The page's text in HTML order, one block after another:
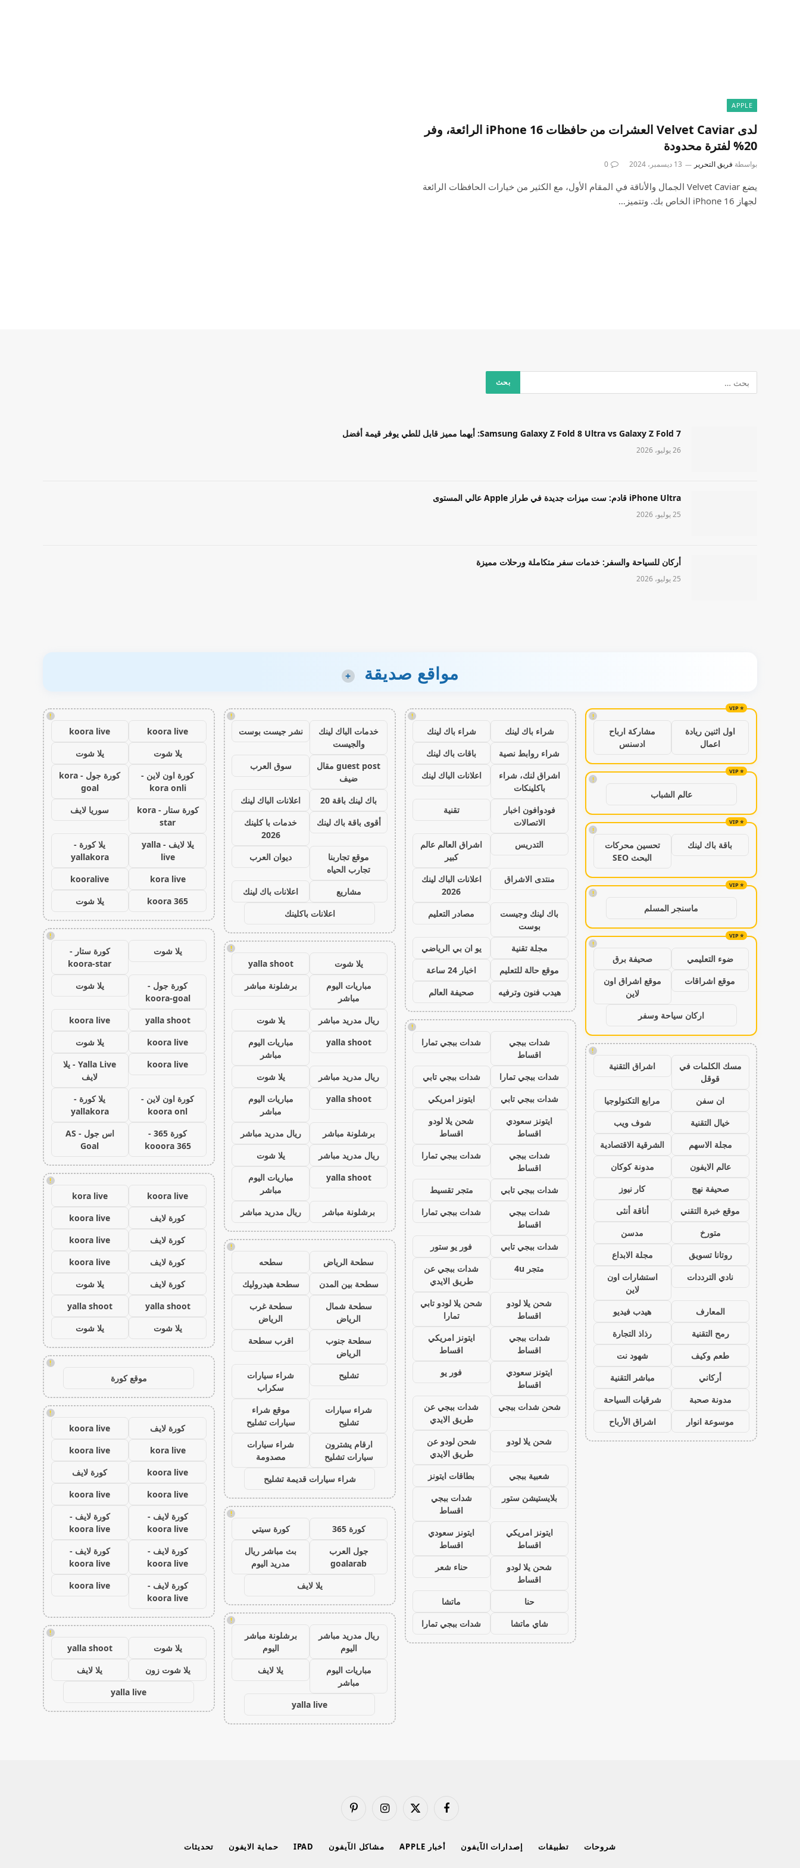
APPLE
لدى Velvet Caviar العشرات من حافظات iPhone 16 الرائعة، وفر
20% لفترة محدودة
بواسطة فريق التحرير 13 ديسمبر، 2024 0
يضع Velvet Caviar الجمال والأناقة في المقام الأول، مع الكثير من خيارات الحافظات الرائعة
لجهاز iPhone 16 الخاص بك. وتتميز…
Samsung Galaxy Z Fold 8 Ultra vs Galaxy Z Fold 7: أيهما مميز قابل للطي يوفر قيمة أفضل
26 يوليو، 2026
iPhone Ultra قادم: ست ميزات جديدة في طراز Apple عالي المستوى
25 يوليو، 2026
أركان للسياحة والسفر: خدمات سفر متكاملة ورحلات مميزة
25 يوليو، 2026
مواقع صديقة +
!
اول اثنين ريادة
اعمال
مشاركة ارباح
ادسنس
!
عالم الشباب
!
باقة باك لينك
تحسين محركات
البحث SEO
!
ماسنجر المسلم
!
ضوء التعليمي
صحيفة برق
موقع اشراقات
موقع اشراق اون
لاين
اركان سياحة وسفر
!
مسك الكلمات في
قوقل
اشراق التقنية
ان سفن
مرابع التكنولوجيا
خيال التقنية
شوف ويب
مجلة الاسهم
الشرقية الاقتصادية
عالم الايفون
مدونة كوكان
صحيفة نهج
كار نيوز
موقع خبرة التقني
أناقة أنثى
متورخ
مدسن
روتانا تسويق
مجلة الابداع
نادي الترددات
استشارات اون
لاين
المعارف
هيدب فيديو
رمح التقنية
رذاذ التجارة
طعم وكيف
شهود نت
أركاني
مباشر التقنية
مدونة صحبة
شرقيات السياحة
موسوعة انوار
اشراق الأرباح
!
شراء باك لينك
شراء باك لينك
شراء روابط نصية
باقات باك لينك
اشراق لنك، شراء
باكلينكات
اعلانات الباك لينك
فودوافون اخبار
الاتصالات
تقنية
التدريس
اشراق العالم عالم
كبير
منتدى الاشراق
اعلانات الباك لينك
2026
باك لينك وجيست
بوست
مصادر التعليم
مجلة تقنية
يو ان بي الرياضي
موقع حالة للتعليم
اخبار 24 ساعة
هيدب فنون وترفيه
صحيفة العالم
!
شدات ببجي
اقساط
شدات ببجي تمارا
شدات ببجي تمارا
شدات ببجي تابي
شدات ببجي تابي
ايتونز امريكي
ايتونز سعودي
اقساط
شحن يلا لودو
اقساط
شدات ببجي
اقساط
شدات ببجي تمارا
شدات ببجي تابي
متجر تقسيط
شدات ببجي
اقساط
شدات ببجي تمارا
شدات ببجي تابي
فور يو ستور
متجر 4u
شدات ببجي عن
طريق الايدي
شحن يلا لودو
اقساط
شحن يلا لودو تابي
تمارا
شدات ببجي
اقساط
ايتونز امريكي
اقساط
ايتونز سعودي
اقساط
فور يو
شحن شدات ببجي
شدات ببجي عن
طريق الايدي
شحن يلا لودو
شحن لودو عن
طريق الايدي
شعبية ببجي
بطاقات ايتونز
بلايستيشن ستور
شدات ببجي
اقساط
ايتونز امريكي
اقساط
ايتونز سعودي
اقساط
شحن يلا لودو
اقساط
حناء شعر
حنا
ماتشا
شاي ماتشا
شدات ببجي تمارا
!
خدمات الباك لينك
والجيست
نشر جيست بوست
guest post مقال
ضيف
سوق العرب
باك لينك باقة 20
اعلانات الباك لينك
أقوى باقة باك لينك
خدمات با كلينك
2026
موقع تجاربنا
تجارب الحياه
ديوان العرب
مشاريع
اعلانات باك لينك
اعلانات باكلينك
!
يلا شوت
yalla shoot
مباريات اليوم
مباشر
برشلونة مباشر
ريال مدريد مباشر
يلا شوت
yalla shoot
مباريات اليوم
مباشر
ريال مدريد مباشر
يلا شوت
yalla shoot
مباريات اليوم
مباشر
برشلونة مباشر
ريال مدريد مباشر
ريال مدريد مباشر
يلا شوت
yalla shoot
مباريات اليوم
مباشر
برشلونة مباشر
ريال مدريد مباشر
!
سطحة الرياض
سطحه
سطحة بين المدن
سطحة هيدروليك
سطحة شمال
الرياض
سطحة غرب
الرياض
سطحة جنوب
الرياض
اقرب سطحة
تشليح
شراء سيارات
سكراب
شراء سيارات
تشليح
موقع شراء
سيارات تشليح
ارقام يشترون
سيارات تشليح
شراء سيارات
مصدومة
شراء سيارات قديمة تشليح
!
كورة 365
كورة سيتي
جول العرب
goalarab
بث مباشر ريال
مدريد اليوم
يلا لايف
!
ريال مدريد مباشر
اليوم
برشلونة مباشر
اليوم
مباريات اليوم
مباشر
يلا لايف
yalla live
!
koora live
koora live
يلا شوت
يلا شوت
كورة اون لاين -
kora onli
كورة جول - kora
goal
كورة ستار - kora
star
سوريا لايف
يلا لايف - yalla
live
يلا كورة -
yallakora
kora live
kooralive
koora 365
يلا شوت
!
يلا شوت
كورة ستار -
koora-star
كورة جول -
koora-goal
يلا شوت
yalla shoot
koora live
koora live
يلا شوت
koora live
Yalla Live - يلا
لايف
كورة اون لاين -
koora onl
يلا كورة -
yallakora
كورة 365 -
kooora 365
اس جول - AS
Goal
!
koora live
kora live
كورة لايف
koora live
كورة لايف
koora live
كورة لايف
koora live
كورة لايف
يلا شوت
yalla shoot
yalla shoot
يلا شوت
يلا شوت
!
موقع كورة
!
كورة لايف
koora live
kora live
koora live
koora live
كورة لايف
koora live
koora live
كورة لايف -
koora live
كورة لايف -
koora live
كورة لايف -
koora live
كورة لايف -
koora live
كورة لايف -
koora live
koora live
!
يلا شوت
yalla shoot
يلا شوت زون
يلا لايف
yalla live
فيسبوك
X
الانستغرامبينتيريست
شروحات تطبيقات إصدارات الآيفون أخبار APPLE مشاكل الآيفون IPAD حماية الايفون تحديثات